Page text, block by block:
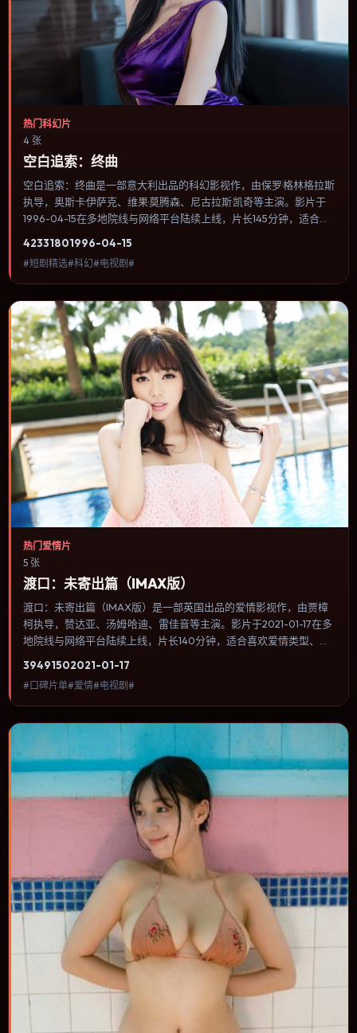
热门科幻片
4 张
空白追索：终曲
空白追索：终曲是一部意大利出品的科幻影视作，由保罗·格林格拉斯
执导，奥斯卡·伊萨克、维果·莫腾森、尼古拉斯·凯奇等主演。影片于
1996-04-15在多地院线与网络平台陆续上线，片长145分钟，适合喜
物选择与情节推进，节奏与视听语言统一，可作为休闲观影或类型片
补片的选择。
42331801996-04-15
#短剧精选#科幻#电视剧#
热门爱情片
5 张
渡口：未寄出篇（IMAX版）
渡口：未寄出篇（IMAX版）是一部英国出品的爱情影视作，由贾樟
柯执导，赞达亚、汤姆·哈迪、雷佳音等主演。影片于2021-01-17在多
地院线与网络平台陆续上线，片长140分钟，适合喜欢爱情类型、关
节推进，节奏与视听语言统一，可作为休闲观影或类型片补片的选
择。
39491502021-01-17
#口碑片单#爱情#电视剧#